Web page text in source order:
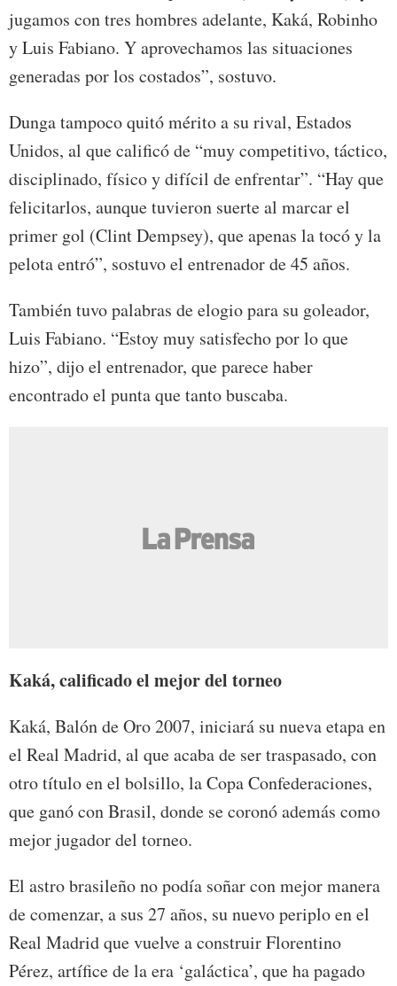
jugamos con tres hombres adelante, Kaká, Robinho
y Luis Fabiano. Y aprovechamos las situaciones
generadas por los costados”, sostuvo.
Dunga tampoco quitó mérito a su rival, Estados
Unidos, al que calificó de “muy competitivo, táctico,
disciplinado, físico y difícil de enfrentar”. “Hay que
felicitarlos, aunque tuvieron suerte al marcar el
primer gol (Clint Dempsey), que apenas la tocó y la
pelota entró”, sostuvo el entrenador de 45 años.
También tuvo palabras de elogio para su goleador,
Luis Fabiano. “Estoy muy satisfecho por lo que
hizo”, dijo el entrenador, que parece haber
encontrado el punta que tanto buscaba.
Kaká, calificado el mejor del torneo
Kaká, Balón de Oro 2007, iniciará su nueva etapa en
el Real Madrid, al que acaba de ser traspasado, con
otro título en el bolsillo, la Copa Confederaciones,
que ganó con Brasil, donde se coronó además como
mejor jugador del torneo.
El astro brasileño no podía soñar con mejor manera
de comenzar, a sus 27 años, su nuevo periplo en el
Real Madrid que vuelve a construir Florentino
Pérez, artífice de la era ‘galáctica’, que ha pagado